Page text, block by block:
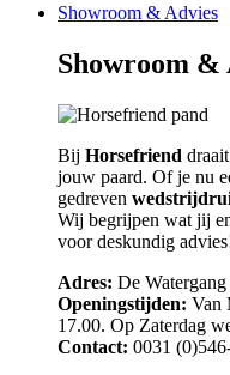
Showroom & Advies
Showroom &
Bij Horsefriend
jouw paard. Of je nu
gedreven
Wij begrijpen wat jij
voor deskundig
Adres: De
Openingstijden: Van
17.00. Op Zaterdag
Contact: 0031